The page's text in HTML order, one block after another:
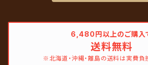
6,480円以上のご購入
送料無料
※北海道・沖縄・離島の送料は実費負